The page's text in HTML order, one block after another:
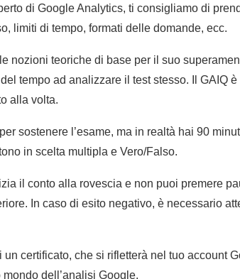
di Google Analytics, ti consigliamo di
limiti di tempo, formati delle domande, ecc.
nozioni teoriche di base per il suo
tempo ad analizzare il test stesso. Il GAIQ
alla volta.
sostenere l’esame, ma in realtà hai 90
in scelta multipla e Vero/Falso.
il conto alla rovescia e non puoi premere
In caso di esito negativo, è necessario
certificato, che si rifletterà nel tuo account
dell’analisi Google.